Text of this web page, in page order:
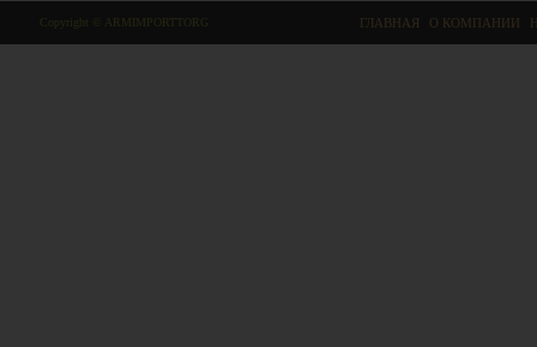
Copyright © ARMIMPORTTORG ГЛАВНАЯ О КОМПАНИИ